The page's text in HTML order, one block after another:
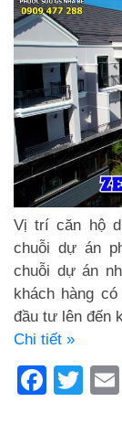
Vị trí căn hộ
chuỗi dự án
chuỗi dự án
khách hàng
đầu tư lên đến
Chi tiết »